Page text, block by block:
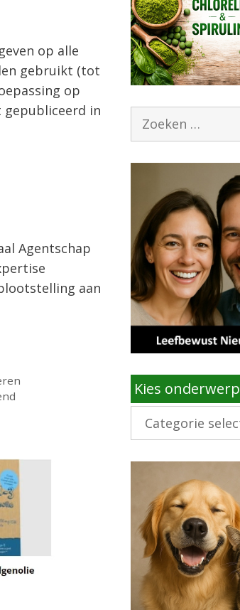
op alle
gebruikt (tot
op
gepubliceerd in
Agentschap
aan
Zoek
Kies onderwerp
Kies
onderwerp